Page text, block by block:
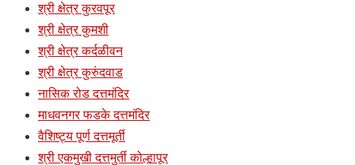
श्री क्षेत्र कुरवपूर
श्री क्षेत्र कुमशी
श्री क्षेत्र कर्दळीवन
श्री क्षेत्र कुरुंदवाड
नासिक रोड दत्तमंदिर
माधवनगर फडके दत्तमंदिर
वैशिष्ट्य पूर्ण दत्तमूर्ती
श्री एकमुखी दत्तमुर्ती कोल्हापूर